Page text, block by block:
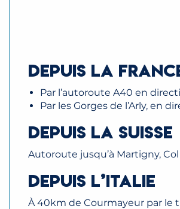
Depuis la
Par l’autoroute A40 en
Par les Gorges de l’Arly, en
Depuis la Suisse
Autoroute jusqu’à Martigny,
Depuis l’Italie
À 40km de Courmayeur par le